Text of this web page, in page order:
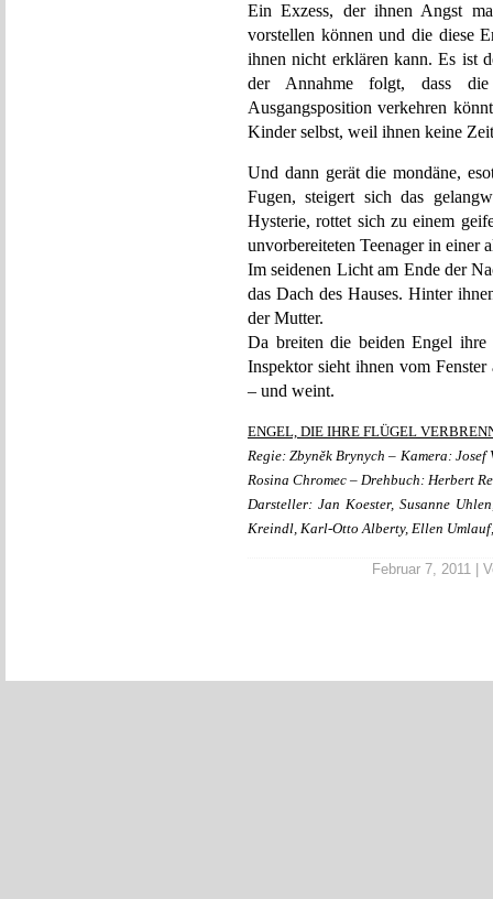
Ein Exzess, der ihnen Angst
vorstellen können und die diese
ihnen nicht erklären kann. Es ist
der Annahme folgt, dass
Ausgangsposition verkehren
Kinder selbst, weil ihnen keine
Und dann gerät die mondäne,
Fugen, steigert sich das
Hysterie, rottet sich zu einem
unvorbereiteten Teenager in einer
Im seidenen Licht am Ende der
das Dach des Hauses. Hinter
der Mutter.
Da breiten die beiden Engel
Inspektor sieht ihnen vom
– und weint.
ENGEL, DIE IHRE FLÜGEL
Regie: Zbyněk Brynych – Kamera:
Rosina Chromec – Drehbuch: Herbert
Darsteller: Jan Koester, Susanne
Kreindl, Karl-Otto Alberty, Ellen
Februar 7, 2011 |